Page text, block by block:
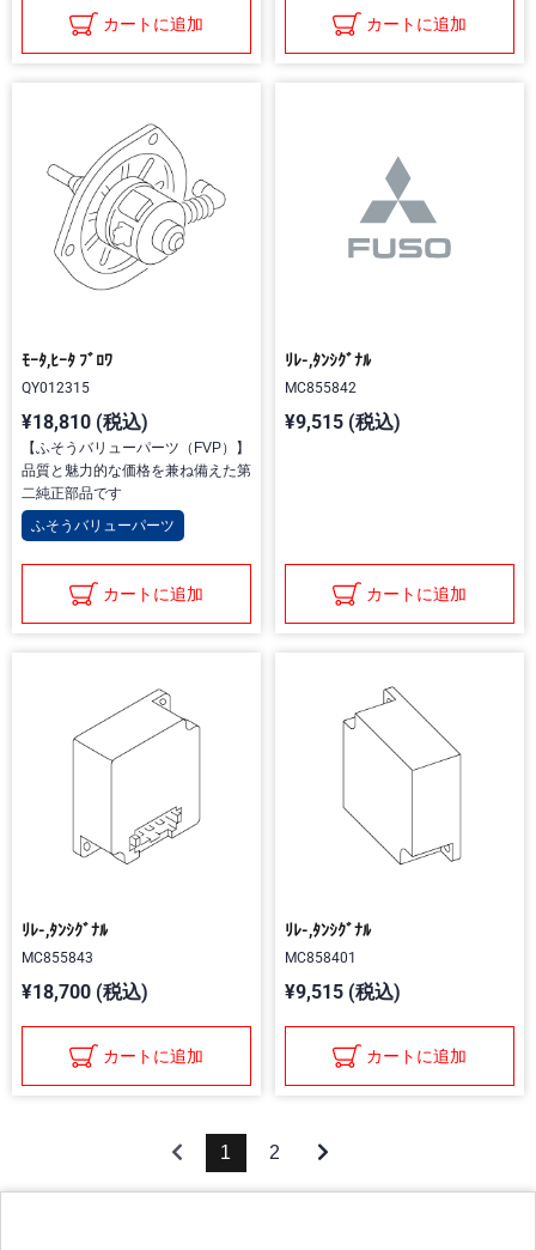
カートに追加 カートに追加
ﾓｰﾀ,ﾋｰﾀ ﾌﾞﾛﾜ
QY012315
¥18,810 (税込)
【ふそうバリューパーツ（FVP）】
品質と魅力的な価格を兼ね備えた第
二純正部品です
ふそうバリューパーツ
カートに追加
ﾘﾚ-,ﾀﾝｼｸﾞﾅﾙ
MC855842
¥9,515 (税込)
カートに追加
ﾘﾚ-,ﾀﾝｼｸﾞﾅﾙ
MC855843
¥18,700 (税込)
カートに追加
ﾘﾚ-,ﾀﾝｼｸﾞﾅﾙ
MC858401
¥9,515 (税込)
カートに追加
1 2